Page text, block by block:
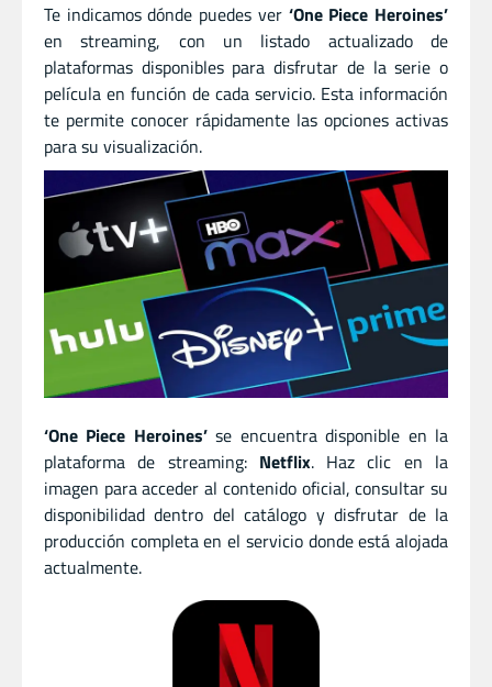
Te indicamos dónde puedes ver ‘One Piece Heroines’
en streaming, con un listado actualizado de
plataformas disponibles para disfrutar de la serie o
película en función de cada servicio. Esta información
te permite conocer rápidamente las opciones activas
para su visualización.
‘One Piece Heroines’se encuentra disponible en la
plataforma de streaming: Netflix. Haz clic en la
imagen para acceder al contenido oficial, consultar su
disponibilidad dentro del catálogo y disfrutar de la
producción completa en el servicio donde está alojada
actualmente.